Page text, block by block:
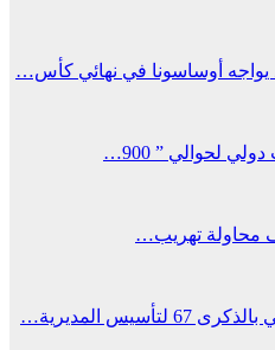
يواجه أوساسونا في نهائي كأس…
لحوالي ” 900…
محاولة تهريب…
المديرية…